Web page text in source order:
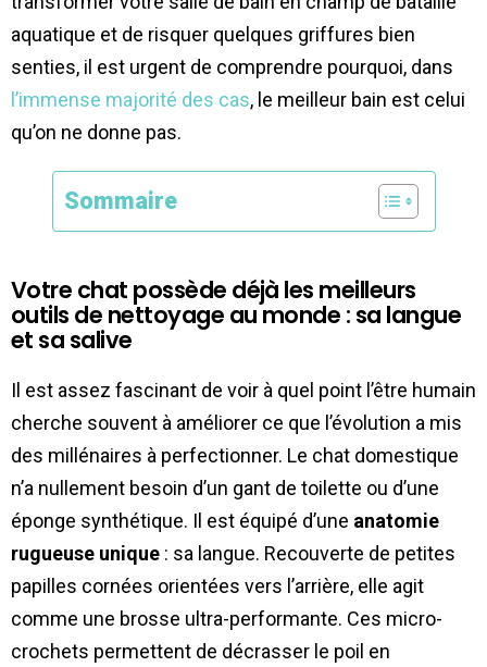
aquatique et de risquer quelques griffures bien
senties, il est urgent de comprendre pourquoi, dans
l’immense majorité des cas, le meilleur bain est celui
qu’on ne donne pas.
Sommaire
Votre chat possède déjà les meilleurs
outils de nettoyage au monde : sa langue
et sa salive
Il est assez fascinant de voir à quel point l’être humain
cherche souvent à améliorer ce que l’évolution a mis
des millénaires à perfectionner. Le chat domestique
n’a nullement besoin d’un gant de toilette ou d’une
éponge synthétique. Il est équipé d’une anatomie
rugueuse unique : sa langue. Recouverte de petites
papilles cornées orientées vers l’arrière, elle agit
comme une brosse ultra-performante. Ces micro-
crochets permettent de décrasser le poil en